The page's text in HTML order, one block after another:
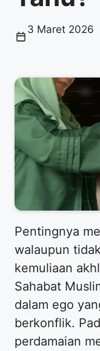
3 Maret 2026
Pentingnya
walaupun
kemuliaan
Sahabat
dalam ego
berkonflik.
perdamaian